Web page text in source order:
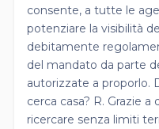
consente, a tutte le
potenziare la visibilità
debitamente
del mandato da parte
autorizzate a proporlo.
cerca casa? R. Grazie
ricercare senza limiti